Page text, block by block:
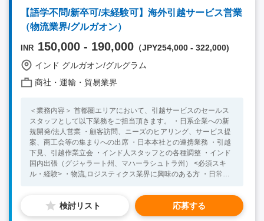
【語学不問/新卒可/未経験可】海外引越サービス営業
（物流業界/グルガオン）
INR 150,000 - 190,000 （JPY254,000 - 322,000)
インド グルガオン/グルグラム
商社・運輸・貿易業界
＜業務内容＞ 首都圏エリアにおいて、引越サービスのセールス
スタッフとして以下業務をご担当頂きます。 ・日系企業への新
規開発/法人営業 ・顧客訪問、ニーズのヒアリング、サービス提
案、商工会等の集まりへの出席 ・日本本社との連携業務 ・引越
下見、引越作業立会 ・インド人スタッフとの各種調整 ・インド
国内出張（グジャラート州、マハーラシュトラ州） <必須スキ
ル・経験> ・物流,ロジスティクス業界に興味のある方 ・日常会
迎スキル・経験＞ ・営業または接客業経験をお持ちの方 ・イン
ドでの滞在経験、海外就業経験のある方
検討リスト 応募する